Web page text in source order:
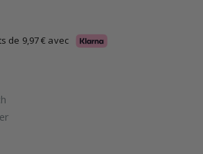
de 9,97€ avec